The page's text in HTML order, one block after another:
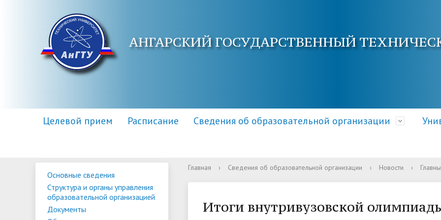
АНГАРСКИЙ ГОСУДАРСТВЕННЫЙ
Целевой прием Расписание Сведения об образовательной организации
Основные сведения
Структура и органы управления
Документы
Образовательные стандарты
Контакты Адреса электронной почты Кафедры АнГТУ
Научная библиотека
Центр повышения квалификации Наука и инновации
Приемная комиссия Информация о приеме Документы и справки
Для поступающих инвалидов
Правила и условия приема Общежитие
Основные сведения
Структура и органы управления
образовательной организацией
Документы
Главная › Сведения об образовательной организации › Новости ›
Итоги внутривузовской